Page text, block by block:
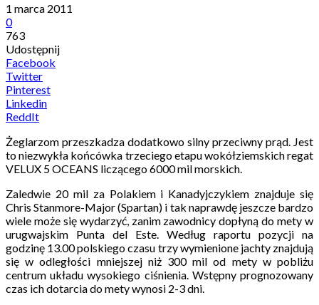
1 marca 2011
0
763
Udostępnij
Facebook
Twitter
Pinterest
Linkedin
ReddIt
Żeglarzom przeszkadza dodatkowo silny przeciwny prąd. Jest
to niezwykła końcówka trzeciego etapu wokółziemskich regat
VELUX 5 OCEANS liczącego 6000 mil morskich.
Zaledwie 20 mil za Polakiem i Kanadyjczykiem znajduje się
Chris Stanmore-Major (Spartan) i tak naprawdę jeszcze bardzo
wiele może się wydarzyć, zanim zawodnicy dopłyną do mety w
urugwajskim Punta del Este. Według raportu pozycji na
godzinę 13.00 polskiego czasu trzy wymienione jachty znajdują
się w odległości mniejszej niż 300 mil od mety w pobliżu
centrum układu wysokiego ciśnienia. Wstępny prognozowany
czas ich dotarcia do mety wynosi 2-3 dni.